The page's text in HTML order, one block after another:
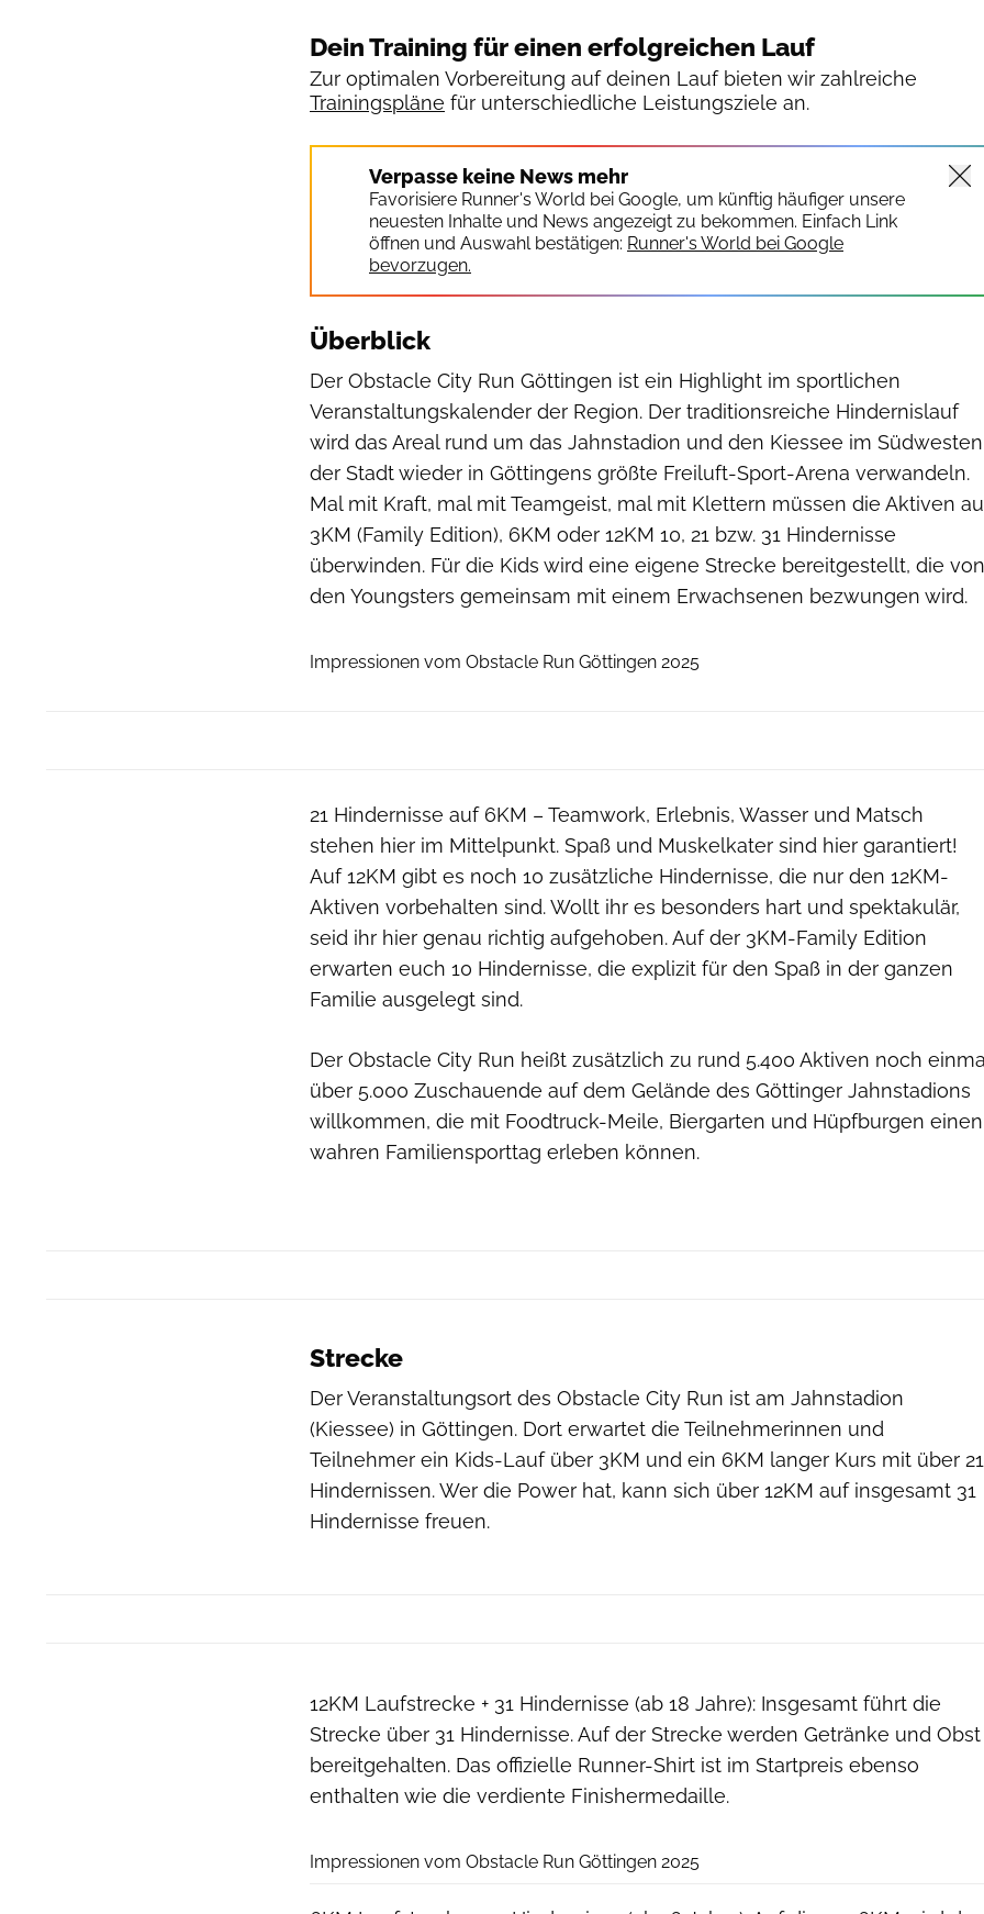
Dein Training für einen erfolgreichen Lauf
Zur optimalen Vorbereitung auf deinen Lauf bieten wir zahlreiche
Trainingspläne für unterschiedliche Leistungsziele an.
Verpasse keine News mehr
Favorisiere Runner's World bei Google, um künftig häufiger unsere
neuesten Inhalte und News angezeigt zu bekommen. Einfach Link
öffnen und Auswahl bestätigen: Runner's World bei Google
bevorzugen.
Überblick
Der Obstacle City Run Göttingen ist ein Highlight im sportlichen
Veranstaltungskalender der Region. Der traditionsreiche Hindernislauf
wird das Areal rund um das Jahnstadion und den Kiessee im Südwesten
der Stadt wieder in Göttingens größte Freiluft-Sport-Arena verwandeln.
Mal mit Kraft, mal mit Teamgeist, mal mit Klettern müssen die Aktiven
3KM (Family Edition), 6KM oder 12KM 10, 21 bzw. 31 Hindernisse
überwinden. Für die Kids wird eine eigene Strecke bereitgestellt, die von
den Youngsters gemeinsam mit einem Erwachsenen bezwungen wird.
Impressionen vom Obstacle Run Göttingen 2025
21 Hindernisse auf 6KM – Teamwork, Erlebnis, Wasser und Matsch
stehen hier im Mittelpunkt. Spaß und Muskelkater sind hier garantiert!
Auf 12KM gibt es noch 10 zusätzliche Hindernisse, die nur den 12KM-
Aktiven vorbehalten sind. Wollt ihr es besonders hart und spektakulär,
seid ihr hier genau richtig aufgehoben. Auf der 3KM-Family Edition
erwarten euch 10 Hindernisse, die explizit für den Spaß in der ganzen
Familie ausgelegt sind.
Der Obstacle City Run heißt zusätzlich zu rund 5.400 Aktiven noch
über 5.000 Zuschauende auf dem Gelände des Göttinger Jahnstadions
willkommen, die mit Foodtruck-Meile, Biergarten und Hüpfburgen einen
wahren Familiensporttag erleben können.
Strecke
Der Veranstaltungsort des Obstacle City Run ist am Jahnstadion
(Kiessee) in Göttingen. Dort erwartet die Teilnehmerinnen und
Teilnehmer ein Kids-Lauf über 3KM und ein 6KM langer Kurs mit über 21
Hindernissen. Wer die Power hat, kann sich über 12KM auf insgesamt 31
Hindernisse freuen.
12KM Laufstrecke + 31 Hindernisse (ab 18 Jahre): Insgesamt führt die
Strecke über 31 Hindernisse. Auf der Strecke werden Getränke und Obst
bereitgehalten. Das offizielle Runner-Shirt ist im Startpreis ebenso
enthalten wie die verdiente Finishermedaille.
Impressionen vom Obstacle Run Göttingen 2025